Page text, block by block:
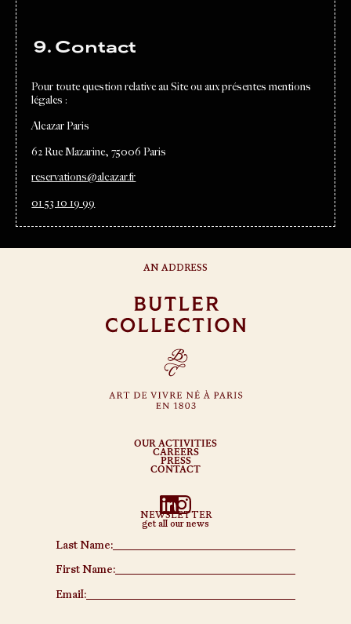
9. Contact
Pour toute question relative au Site ou aux présentes mentions
légales :
Alcazar Paris
62 Rue Mazarine, 75006 Paris
reservations@alcazar.fr
01 53 10 19 99
OUR ACTIVITIES
CAREERS
PRESS
CONTACT
AN ADDRESS
NEWSLETTER
get all our news
Last Name:
First Name:
Email: